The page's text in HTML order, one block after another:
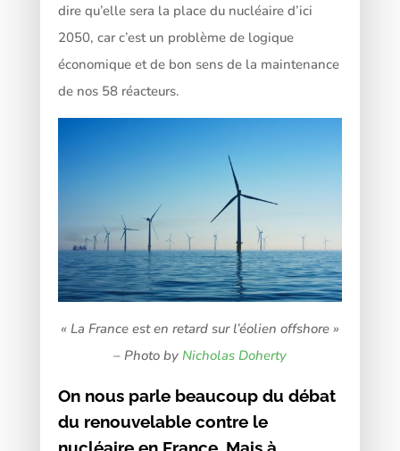
dire qu’elle sera la place du nucléaire d’ici
2050, car c’est un problème de logique
économique et de bon sens de la maintenance
de nos 58 réacteurs.
« La France est en retard sur l’éolien offshore »
– Photo by Nicholas Doherty
On nous parle beaucoup du débat
du renouvelable contre le